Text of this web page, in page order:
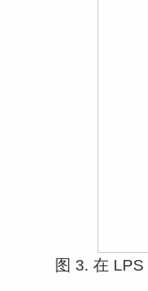
图 3. 在 LPS